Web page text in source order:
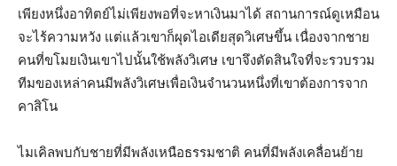
เพียงหนึ่งอาทิตย์ไม่เพียงพอที่จะหาเงินมาได้ สถานการณ์ดูเหมือน
จะไร้ความหวัง แต่แล้วเขาก็ผุดไอเดียสุดวิเศษขึ้น เนื่องจากชาย
คนที่ขโมยเงินเขาไปนั้นใช้พลังวิเศษ เขาจึงตัดสินใจที่จะรวบรวม
ทีมของเหล่าคนมีพลังวิเศษเพื่อเงินจำนวนหนึ่งที่เขาต้องการจาก
คาสิโน
ไมเคิลพบกับชายที่มีพลังเหนือธรรมชาติ คนที่มีพลังเคลื่อนย้าย